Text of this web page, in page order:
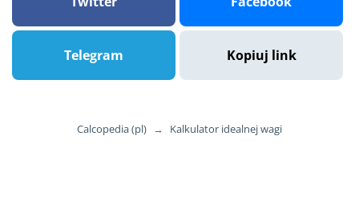
Telegram Kopiuj link
Calcopedia (pl) → Kalkulator idealnej wagi